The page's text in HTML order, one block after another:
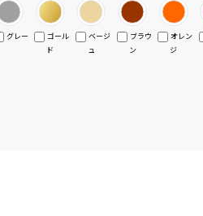
グレー
ゴール
ド
ベージ
ュ
ブラウ
ン
オレン
ジ